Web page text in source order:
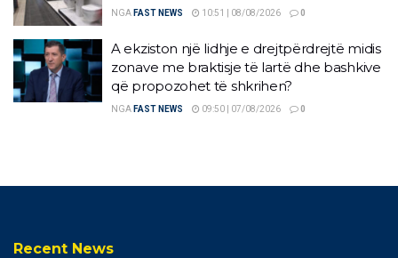
NGA FAST NEWS 10:51 | 08/08/2026 0
A ekziston një lidhje e drejtpërdrejtë midis
zonave me braktisje të lartë dhe bashkive
që propozohet të shkrihen?
NGA FAST NEWS 09:50 | 07/08/2026 0
Recent News